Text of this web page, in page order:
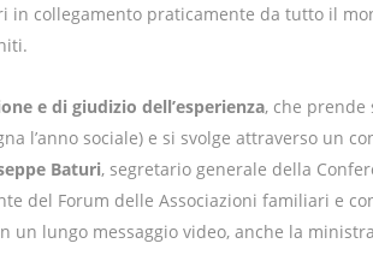
in collegamento praticamente da tutto il
e di giudizio dell’esperienza, che prende
l’anno sociale) e si svolge attraverso un
Baturi, segretario generale della
del Forum delle Associazioni familiari e
un lungo messaggio video, anche la